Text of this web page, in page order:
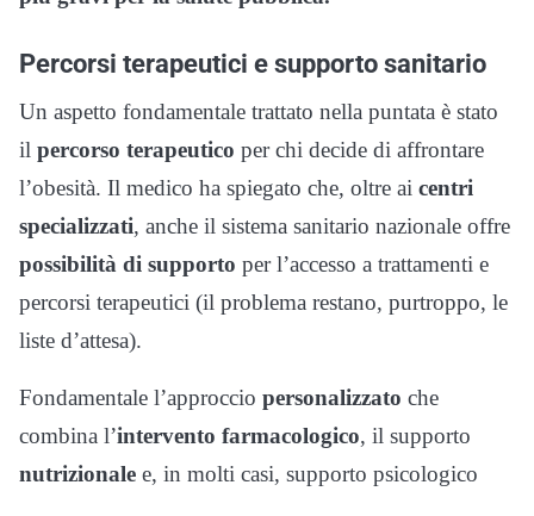
Percorsi terapeutici e supporto sanitario
Un aspetto fondamentale trattato nella puntata è stato
il percorso terapeutico per chi decide di affrontare
l’obesità. Il medico ha spiegato che, oltre ai centri
specializzati, anche il sistema sanitario nazionale offre
possibilità di supporto per l’accesso a trattamenti e
percorsi terapeutici (il problema restano, purtroppo, le
liste d’attesa).
Fondamentale l’approccio personalizzato che
combina l’intervento farmacologico, il supporto
nutrizionale e, in molti casi, supporto psicologico